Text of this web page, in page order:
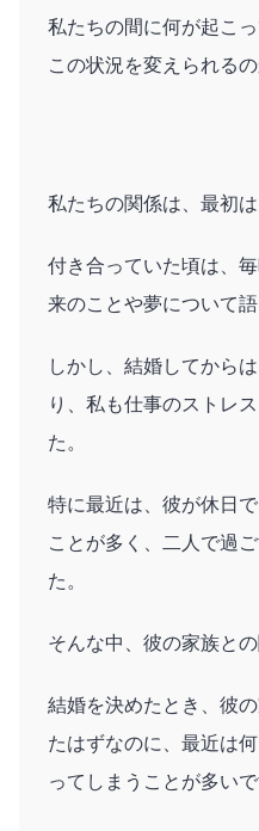
私たちの間に何が起こ
この状況を変えられる
私たちの関係は、最初
付き合っていた頃は、
来のことや夢について
しかし、結婚してから
り、私も仕事のストレ
た。
特に最近は、彼が休日
ことが多く、二人で過
た。
そんな中、彼の家族と
結婚を決めたとき、彼
たはずなのに、最近は
ってしまうことが多いで